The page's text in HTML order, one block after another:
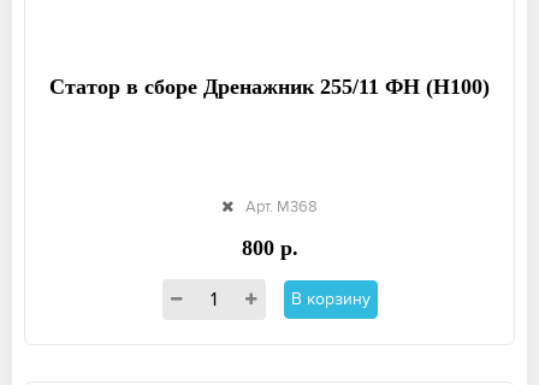
Статор в сборе Дренажник 255/11 ФН (Н100)
Арт. М368
800 р.
В корзину